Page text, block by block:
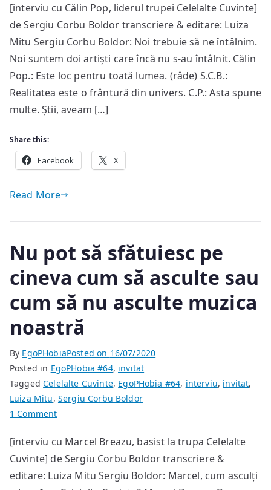
era
un
fel
de
de
veci
atemporal,
din
se
căutând
devenirii
lor
[interviu cu Călin Pop, liderul trupei Celelalte Cuvinte]
de Sergiu Corbu Boldor transcriere & editare: Luiza
Mitu Sergiu Corbu Boldor: Noi trebuie să ne întâlnim.
Noi suntem doi artiști care încă nu s-au întâlnit. Călin
Pop.: Este loc pentru toată lumea. (râde) S.C.B.:
Realitatea este o frântură din univers. C.P.: Asta spune
multe. Știi, aveam […]
Share this:
Facebook X
Read More
Nu pot să sfătuiesc pe
cineva cum să asculte sau
cum să nu asculte muzica
noastră
By EgoPHobiaPosted on 16/07/2020
Posted in EgoPHobia #64, invitat
TaggedCelelalte Cuvinte, EgoPHobia #64, interviu, invitat,
Luiza Mitu, Sergiu Corbu Boldor
1 Commenton
pot
să
sfătuiesc
[interviu cu Marcel Breazu, basist la trupa Celelalte
Cuvinte] de Sergiu Corbu Boldor transcriere &
editare: Luiza Mitu Sergiu Boldor: Marcel, cum asculți